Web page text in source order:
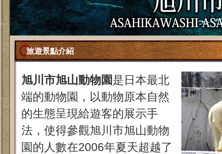
旅遊景點介紹
旭川市旭山動物園是日本最北
端的動物園，以動物原本自然
的生態呈現給遊客的展示手
法，使得參觀旭川市旭山動物
園的人數在2006年夏天超越了